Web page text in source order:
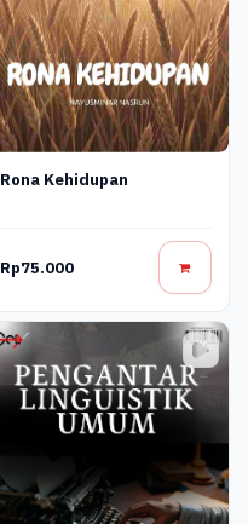
Rona Kehidupan
Rp75.000